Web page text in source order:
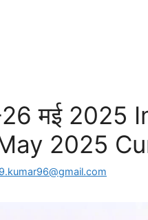
मई 2025
2025